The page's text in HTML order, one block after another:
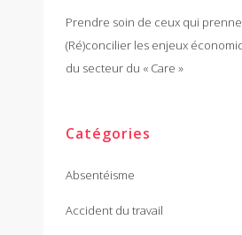
Prendre soin de ceux qui
(Ré)concilier les enjeux
du secteur du « Care »
Catégories
Absentéisme
Accident du travail